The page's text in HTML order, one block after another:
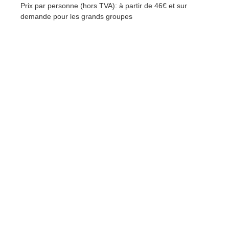
Prix par personne (hors TVA): à partir de 46€ et sur
demande pour les grands groupes